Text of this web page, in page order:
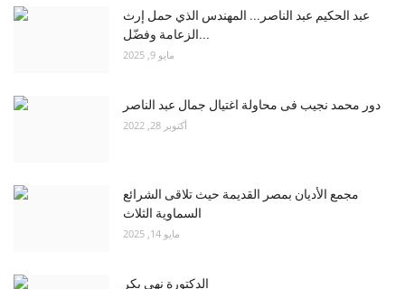
عبد الحكيم عبد الناصر... المهندس الذي حمل إرث
الزعامة وفضّل...
مايو 9, 2025
دور محمد نجيب فى محاولة اغتيال جمال عبد الناصر
أكتوبر 28, 2022
مجمع الأديان بمصر القديمة حيث تلاقى الشرائع
السماوية الثلاث
مايو 14, 2025
الدكتورة نهى بكر